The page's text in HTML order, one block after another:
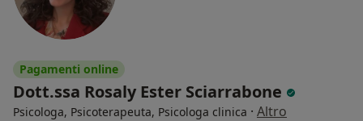
Pagamenti online
Dott.ssa Rosaly Ester Sciarrabone
Psicologa, Psicoterapeuta, Psicologa clinica · Altro